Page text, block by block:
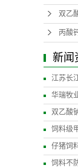
双乙
丙酸
新闻
江苏长
华瑞牧
双乙酸
饲料级
仔猪饲
饲料不